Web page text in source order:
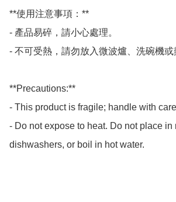
**使用注意事項：**
- 產品易碎，請小心處理。
- 不可受熱，請勿放入微波爐、洗碗機或
**Precautions:**
- This product is fragile; handle with
- Do not expose to heat. Do not place in
dishwashers, or boil in hot water.